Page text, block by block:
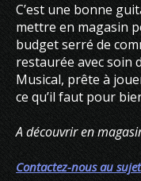
C’est une bonne
mettre en magasin
budget serré de
restaurée avec soin
Musical, prête à
ce qu’il faut pour
A découvrir en
Contactez-nous au